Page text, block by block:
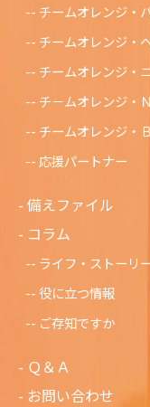
チームオレンジ・
チームオレンジ・
チームオレンジ・
チ－ムオレンジ・
チームオレンジ・
応援パートナー
備えファイル
コラム
ライフ・ストーリ
役に立つ情報
ご存知ですか
Ｑ＆Ａ
お問い合わせ